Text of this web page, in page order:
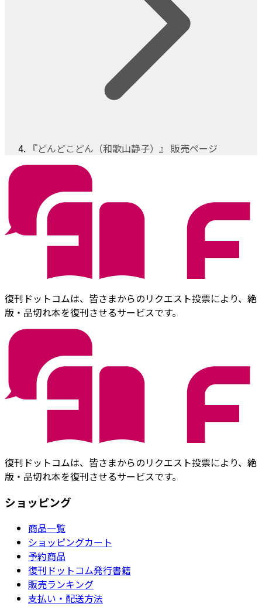
『どんどこどん（和歌山静子）』 販売ページ
復刊ドットコムは、皆さまからのリクエスト投票により、絶
版・品切れ本を復刊させるサービスです。
復刊ドットコムは、皆さまからのリクエスト投票により、絶
版・品切れ本を復刊させるサービスです。
ショッピング
商品一覧
ショッピングカート
予約商品
復刊ドットコム発行書籍
販売ランキング
支払い・配送方法